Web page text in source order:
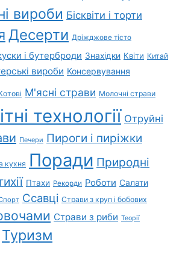
вироби Бісквіти і торти
Десерти Дріжджове тісто
і бутерброди Знахідки Квіти Китай
вироби Консервування
М'ясні страви Молочні страви
технології Отруйні
Печери Пироги і пиріжки
кухня Поради Природні
Птахи Рекорди Роботи Салати
Ссавці Страви з круп і бобових
Страви з риби Теорії
Туризм